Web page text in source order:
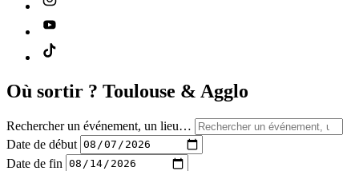
Où sortir ? Toulouse & Agglo
Rechercher un événement, un lieu…
Date de début
Date de fin